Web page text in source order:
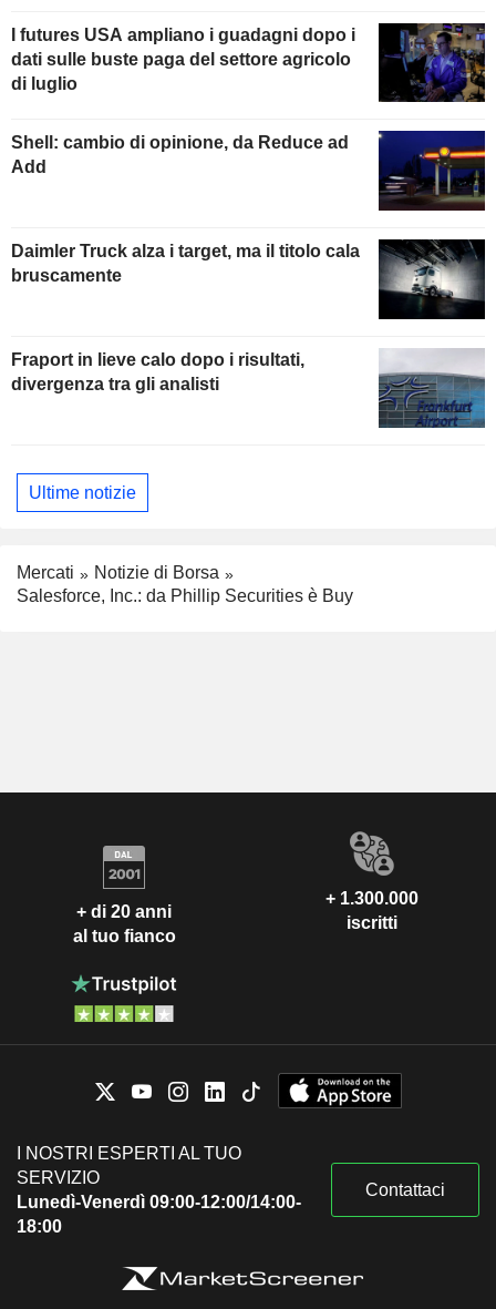
I futures USA ampliano i guadagni dopo i
dati sulle buste paga del settore agricolo
di luglio
Shell: cambio di opinione, da Reduce ad
Add
Daimler Truck alza i target, ma il titolo cala
bruscamente
Fraport in lieve calo dopo i risultati,
divergenza tra gli analisti
Ultime notizie
Mercati
Notizie di Borsa
Salesforce, Inc.: da Phillip Securities è Buy
+ di 20 anni
al tuo fianco
+ 1.300.000
iscritti
I NOSTRI ESPERTI AL TUO
SERVIZIO
Lunedì-Venerdì 09:00-12:00/14:00-
18:00
Contattaci